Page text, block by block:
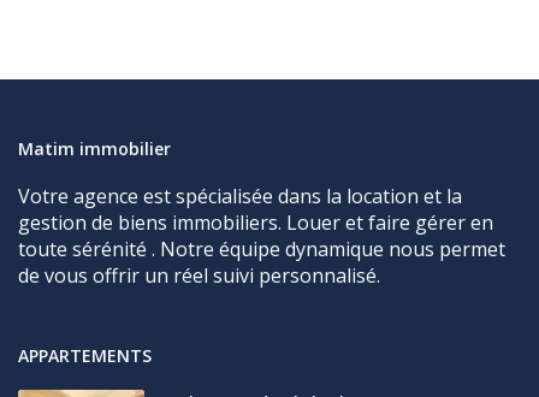
Matim immobilier
Votre agence est spécialisée dans la location et la
gestion de biens immobiliers. Louer et faire gérer en
toute sérénité . Notre équipe dynamique nous permet
de vous offrir un réel suivi personnalisé.
APPARTEMENTS